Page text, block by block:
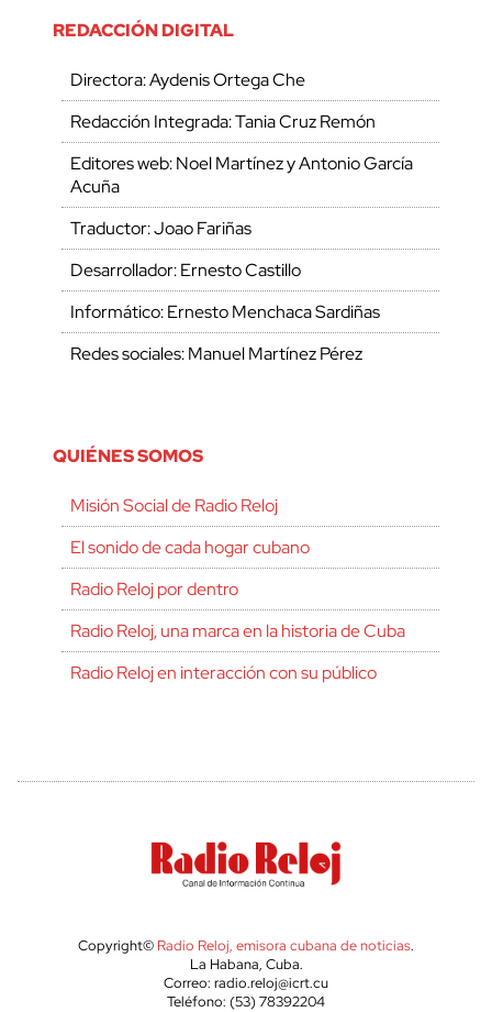
REDACCIÓN DIGITAL
Directora: Aydenis Ortega Che
Redacción Integrada: Tania Cruz Remón
Editores web: Noel Martínez y Antonio García
Acuña
Traductor: Joao Fariñas
Desarrollador: Ernesto Castillo
Informático: Ernesto Menchaca Sardiñas
Redes sociales: Manuel Martínez Pérez
QUIÉNES SOMOS
Misión Social de Radio Reloj
El sonido de cada hogar cubano
Radio Reloj por dentro
Radio Reloj, una marca en la historia de Cuba
Radio Reloj en interacción con su público
Copyright© Radio Reloj, emisora cubana de noticias.
La Habana, Cuba.
Correo: radio.reloj@icrt.cu
Teléfono: (53) 78392204